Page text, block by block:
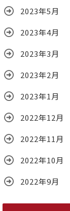
2023年5月
2023年4月
2023年3月
2023年2月
2023年1月
2022年12月
2022年11月
2022年10月
2022年9月